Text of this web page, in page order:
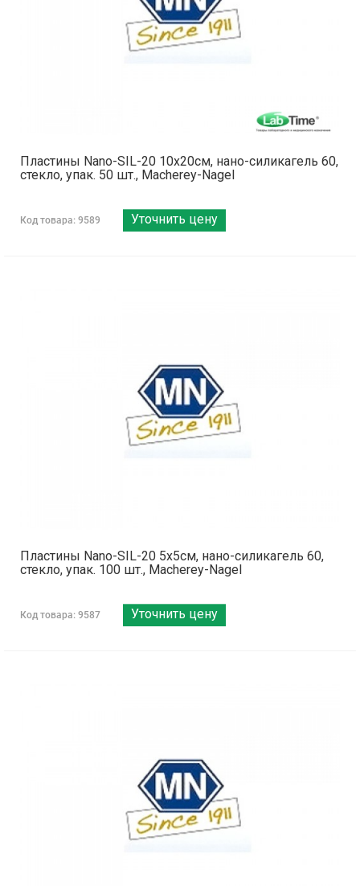
Пластины Nano-SIL-20 10x20см, нано-силикагель 60,
стекло, упак. 50 шт., Macherey-Nagel
Код товара: 9589 Уточнить цену
Пластины Nano-SIL-20 5x5см, нано-силикагель 60,
стекло, упак. 100 шт., Macherey-Nagel
Код товара: 9587 Уточнить цену